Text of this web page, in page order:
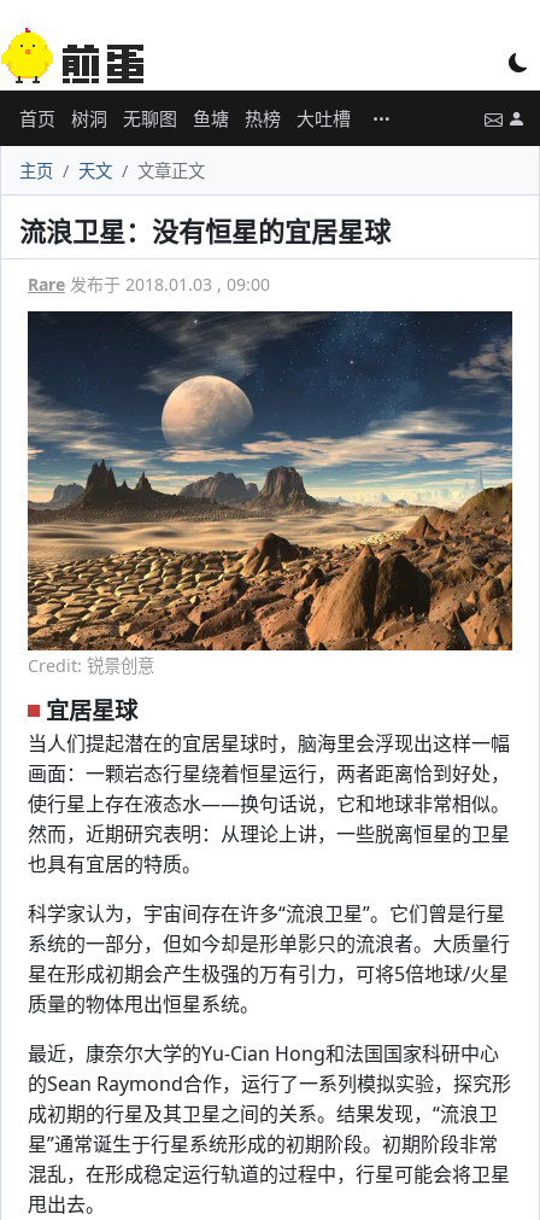
首页 树洞 无聊图 鱼塘 热榜 大吐槽
主页 天文 文章正文
流浪卫星：没有恒星的宜居星球
Rare 发布于 2018.01.03 , 09:00
Credit: 锐景创意
宜居星球
当人们提起潜在的宜居星球时，脑海里会浮现出这样一幅
画面：一颗岩态行星绕着恒星运行，两者距离恰到好处，
使行星上存在液态水——换句话说，它和地球非常相似。
然而，近期研究表明：从理论上讲，一些脱离恒星的卫星
也具有宜居的特质。
科学家认为，宇宙间存在许多“流浪卫星”。它们曾是行星
系统的一部分，但如今却是形单影只的流浪者。大质量行
星在形成初期会产生极强的万有引力，可将5倍地球/火星
质量的物体甩出恒星系统。
最近，康奈尔大学的Yu-Cian Hong和法国国家科研中心
的Sean Raymond合作，运行了一系列模拟实验，探究形
成初期的行星及其卫星之间的关系。结果发现，“流浪卫
星”通常诞生于行星系统形成的初期阶段。初期阶段非常
混乱，在形成稳定运行轨道的过程中，行星可能会将卫星
甩出去。